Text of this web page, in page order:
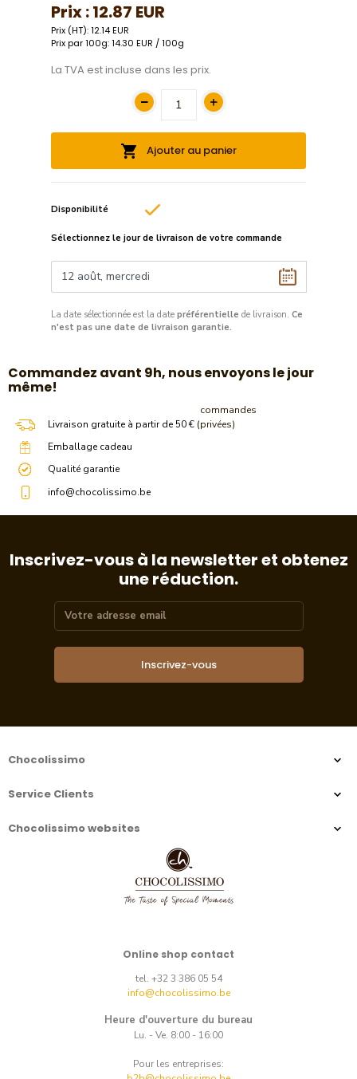
Prix :12.87 EUR
Prix (HT): 12.14 EUR
Prix par 100g: 14.30 EUR / 100g
La TVA est incluse dans les prix.
Ajouter au panier
Disponibilité
Sélectionnez le jour de livraison de votre commande
La date sélectionnée est la date préférentielle de livraison. Ce
n'est pas une date de livraison garantie.
​Commandez avant 9h, nous envoyons le jour
même!
Livraison gratuite à partir de 50 € (
commandes
privées)
Emballage cadeau
Qualité garantie
info@chocolissimo.be
Inscrivez-vous à la newsletter et obtenez
une réduction.
Inscrivez-vous
Chocolissimo
Service Clients
Chocolissimo websites
Online shop contact
tel. +32 3 386 05 54
info@chocolissimo.be
Heure d'ouverture du bureau
Lu. - Ve. 8:00 - 16:00
Pour les entreprises: